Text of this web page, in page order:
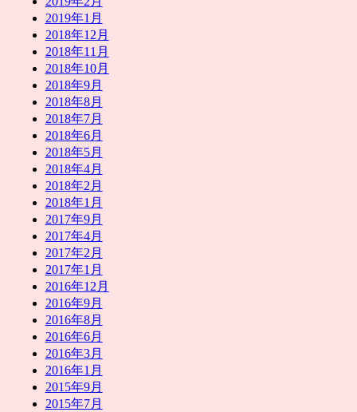
2019年1月
2018年12月
2018年11月
2018年10月
2018年9月
2018年8月
2018年7月
2018年6月
2018年5月
2018年4月
2018年2月
2018年1月
2017年9月
2017年4月
2017年2月
2017年1月
2016年12月
2016年9月
2016年8月
2016年6月
2016年3月
2016年1月
2015年9月
2015年7月